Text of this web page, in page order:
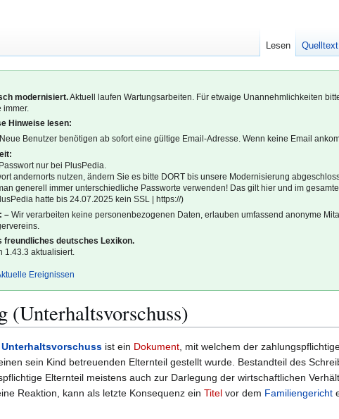
modernisiert.Aktuell laufen Wartungsarbeiten. Für etwaige Unannehmlichkeiten
immer.
Hinweise lesen:
Neue Benutzer benötigen ab sofort eine gültige Email-Adresse. Wenn keine Email
nur bei PlusPedia.
andernorts nutzen, ändern Sie es bitte DORT bis unsere Modernisierung
generell immer unterschiedliche Passworte verwenden! Das gilt hier und im
hatte bis 24.07.2025 kein SSL | https://)
– Wir verarbeiten keine personenbezogenen Daten, erlauben umfassend anonyme
freundliches deutsches Lexikon.
1.43.3 aktualisiert.
Ereignissen
(Unterhaltsvorschuss)
Unterhaltsvorschuss ist ein Dokument , mit welchem der
sein Kind betreuenden Elternteil gestellt wurde. Bestandteil des
Elternteil meistens auch zur Darlegung der wirtschaftlichen
Reaktion, kann als letzte Konsequenz ein Titel vor dem Familiengericht
Lesen